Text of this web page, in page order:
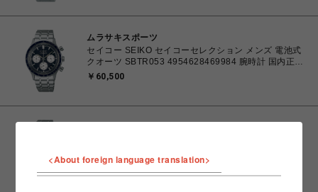
ムラサキスポーツ
セイコー SEIKO セイコーセレクション メンズ 電池式
クオーツ SBTR053 4954628469984 腕時計 国内正規
品 【送料無料 北海道/沖縄/離島除く】
￥60,500
品 【送料無料 北海道/沖縄/離島除く】
￥60,500
<About foreign language translation>